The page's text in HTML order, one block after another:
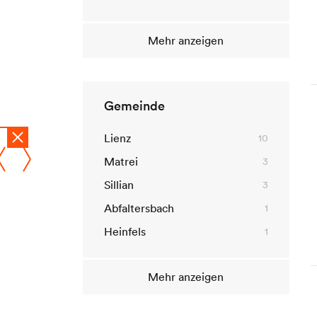
Mehr anzeigen
Gemeinde
Lienz 10
Matrei 3
Sillian 3
Abfaltersbach 1
Heinfels 1
Mehr anzeigen
© 2010-2026 Dolomitenstadt.at